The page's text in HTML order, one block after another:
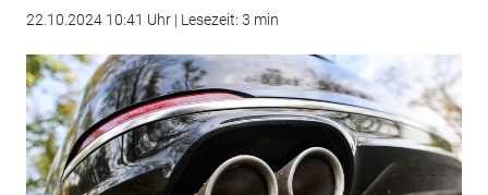
22.10.2024 10:41 Uhr | Lesezeit: 3 min